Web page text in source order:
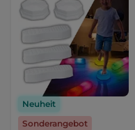
Neuheit
Sonderangebot